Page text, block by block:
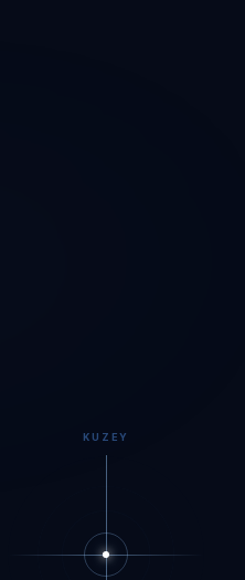
KUZEY